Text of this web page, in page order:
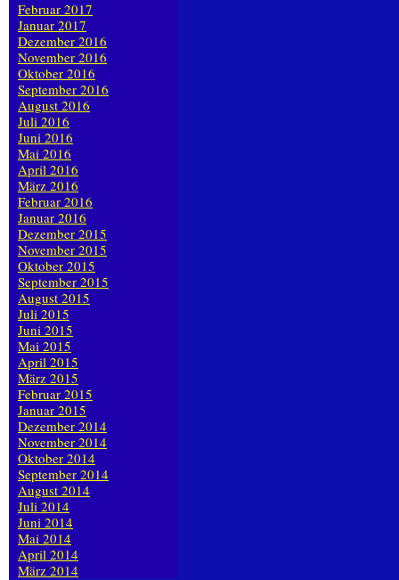
Februar 2017
Januar 2017
Dezember 2016
November 2016
Oktober 2016
September 2016
August 2016
Juli 2016
Juni 2016
Mai 2016
April 2016
März 2016
Februar 2016
Januar 2016
Dezember 2015
November 2015
Oktober 2015
September 2015
August 2015
Juli 2015
Juni 2015
Mai 2015
April 2015
März 2015
Februar 2015
Januar 2015
Dezember 2014
November 2014
Oktober 2014
September 2014
August 2014
Juli 2014
Juni 2014
Mai 2014
April 2014
März 2014